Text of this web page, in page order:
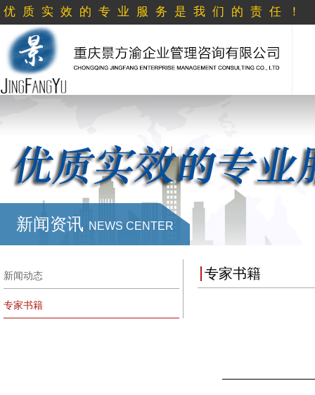
优质实效的专业服务是我们的责任！
新闻资讯 NEWS CENTER
新闻动态
专家书籍
专家书籍